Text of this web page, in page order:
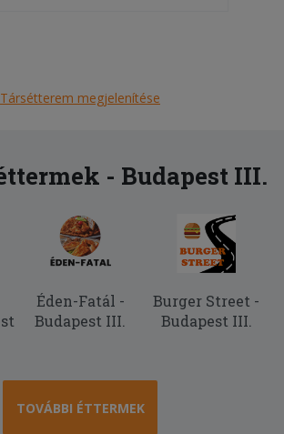
Társétterem megjelenítése
- Budapest III.
Éden-Fatál -
Budapest III.
Burger Street -
Budapest III.
TOVÁBBI ÉTTERMEK